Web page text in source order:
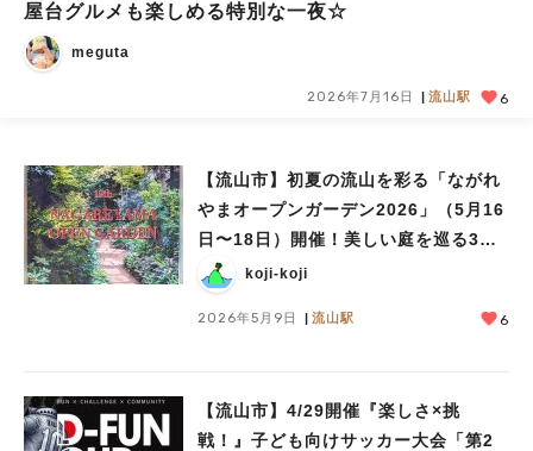
屋台グルメも楽しめる特別な一夜☆
meguta
2026年7月16日 流山駅 6
【流山市】初夏の流山を彩る「ながれ
やまオープンガーデン2026」（5月16
日〜18日）開催！美しい庭を巡る3日
間
koji-koji
2026年5月9日 流山駅 6
【流山市】4/29開催『楽しさ×挑
戦！』子ども向けサッカー大会「第2